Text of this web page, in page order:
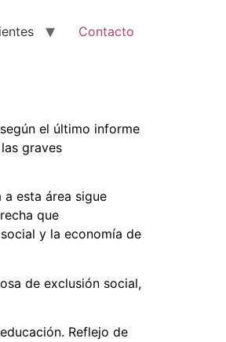
Contacto
el último informe
graves
esta área sigue
que
y la economía de
de exclusión social,
Reflejo de